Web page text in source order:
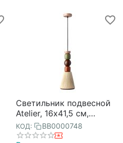
Светильник подвесной
Atelier, 16х41,5 см,
пряная осень, Bergenson
Bjorn
КОД: BB0000748